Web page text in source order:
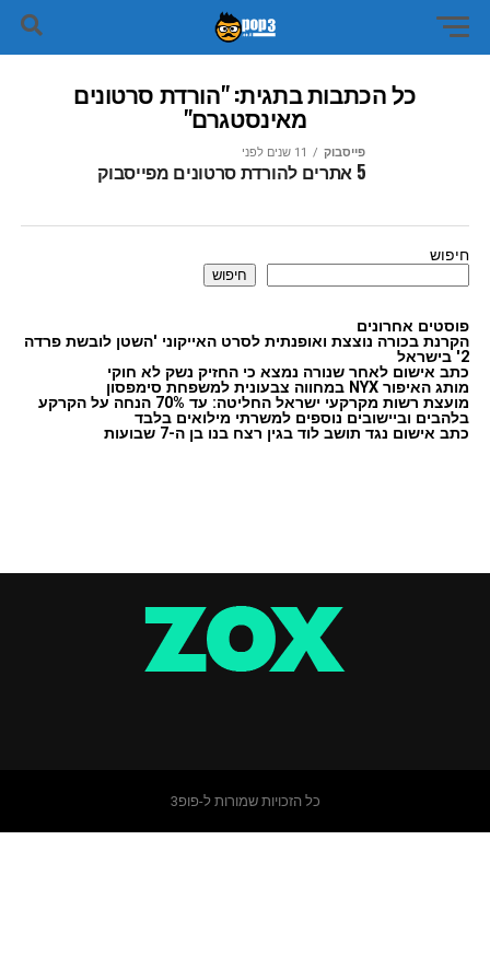
כל הכתבות בתגית: "הורדת סרטונים
מאינסטגרם"
פייסבוק 11 שנים לפני
5 אתרים להורדת סרטונים מפייסבוק
חיפוש
חיפוש
פוסטים אחרונים
הקרנת בכורה נוצצת ואופנתית לסרט האייקוני 'השטן לובשת פרדה
2' בישראל
כתב אישום לאחר שנורה נמצא כי החזיק נשק לא חוקי
מותג האיפור NYX במחווה צבעונית למשפחת סימפסון
מועצת רשות מקרקעי ישראל החליטה: עד 70% הנחה על הקרקע
בלהבים וביישובים נוספים למשרתי מילואים בלבד
כתב אישום נגד תושב לוד בגין רצח בנו בן ה-7 שבועות
כל הזכויות שמורות ל-פופ3